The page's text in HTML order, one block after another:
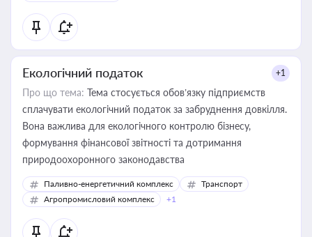
Екологічний податок +1
Про що тема: Тема стосується обов’язку підприємств
сплачувати екологічний податок за забруднення довкілля.
Вона важлива для екологічного контролю бізнесу,
формування фінансової звітності та дотримання
природоохоронного законодавства
Паливно-енергетичний комплекс
Транспорт
Агропромисловий комплекс
+1